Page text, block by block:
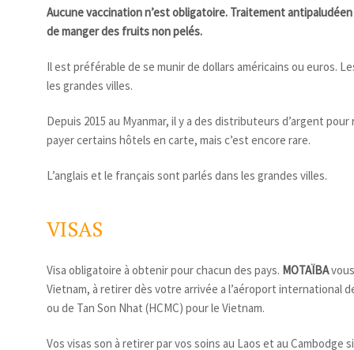
Aucune vaccination n’est obligatoire. Traitement
de manger des fruits non pelés.
Il est préférable de se munir de dollars américains ou euros.
les grandes villes.
Depuis 2015 au Myanmar, il y a des distributeurs d’argent
payer certains hôtels en carte, mais c’est encore rare.
L’anglais et le français sont parlés dans les grandes villes.
VISAS
Visa obligatoire à obtenir pour chacun des pays. MOTAÏBA
Vietnam, à retirer dès votre arrivée a l’aéroport international
ou de Tan Son Nhat (HCMC) pour le Vietnam.
Vos visas son à retirer par vos soins au Laos et au Cambodge